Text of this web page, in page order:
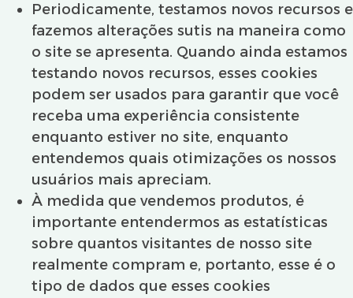
Periodicamente, testamos novos recursos e
fazemos alterações sutis na maneira como
o site se apresenta. Quando ainda estamos
testando novos recursos, esses cookies
podem ser usados ​​para garantir que você
receba uma experiência consistente
enquanto estiver no site, enquanto
entendemos quais otimizações os nossos
usuários mais apreciam.
À medida que vendemos produtos, é
importante entendermos as estatísticas
sobre quantos visitantes de nosso site
realmente compram e, portanto, esse é o
tipo de dados que esses cookies